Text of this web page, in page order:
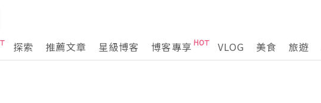
探索 推薦文章 星級博客 博客專享 VLOG 美食 旅遊